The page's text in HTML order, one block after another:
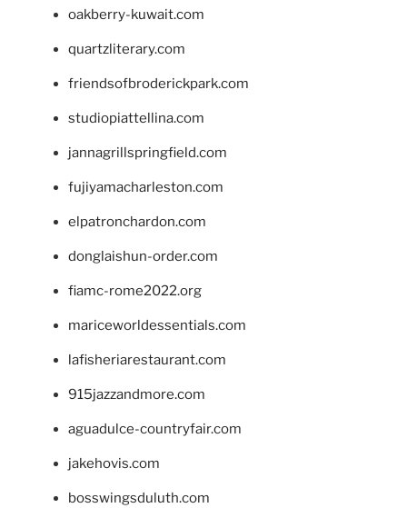
oakberry-kuwait.com
quartzliterary.com
friendsofbroderickpark.com
studiopiattellina.com
jannagrillspringfield.com
fujiyamacharleston.com
elpatronchardon.com
donglaishun-order.com
fiamc-rome2022.org
mariceworldessentials.com
lafisheriarestaurant.com
915jazzandmore.com
aguadulce-countryfair.com
jakehovis.com
bosswingsduluth.com